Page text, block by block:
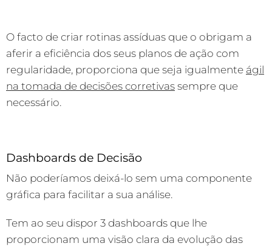
O facto de criar rotinas assíduas que o obrigam a
aferir a eficiência dos seus planos de ação com
regularidade, proporciona que seja igualmente ágil
na tomada de decisões corretivas sempre que
necessário.
Dashboards de Decisão
Não poderíamos deixá-lo sem uma componente
gráfica para facilitar a sua análise.
Tem ao seu dispor 3 dashboards que lhe
proporcionam uma visão clara da evolução das